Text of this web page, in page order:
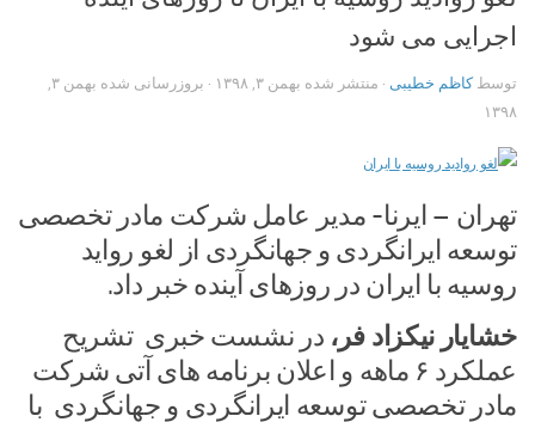
اجرایی می شود
توسطکاظم خطیبی · منتشر شده بهمن ۳, ۱۳۹۸ · بروزرسانی شده
بهمن ۳,
۱۳۹۸
تهران – ایرنا- مدیر عامل شرکت مادر تخصصی
توسعه ایرانگردی و جهانگردی از لغو رواید
روسیه با ایران در روزهای آینده خبر داد.
خشایار نیکزاد فر، در نشست خبری تشریح
عملکرد ۶ ماهه و اعلان برنامه های آتی شرکت
مادر تخصصی توسعه ایرانگردی و جهانگردی با